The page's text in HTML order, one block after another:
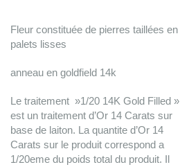
Fleur constituée de pierres taillées en
palets lisses
anneau en goldfield 14k
Le traitement »1/20 14K Gold Filled »
est un traitement d’Or 14 Carats sur
base de laiton. La quantite d’Or 14
Carats sur le produit correspond a
1/20eme du poids total du produit. Il